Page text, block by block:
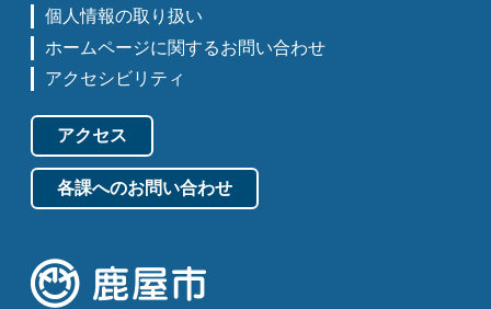
個人情報の取り扱い
ホームページに関するお問い合わせ
アクセシビリティ
アクセス
各課へのお問い合わせ